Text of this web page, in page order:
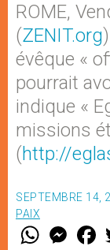
ROME,
(ZENIT.org
évêque «
pourrait
indique «
missions
(http://
SEPTEMBRE 14,
PAIX
W M
e
F
a